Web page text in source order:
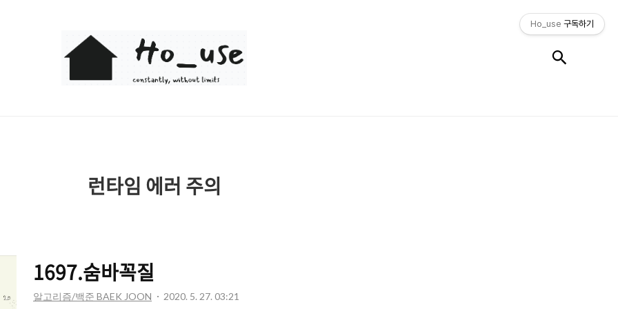
Ho_use
런타임 에러 주의
1697.숨바꼭질
알고리즘/백준 BAEK JOON 2020. 5. 27. 03:21
Ho_use 구독하기